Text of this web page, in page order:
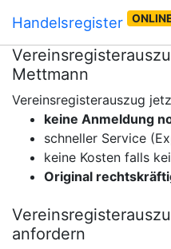
Handelsregister
Mettmann
Vereinsregisterauszug
keine Anmeldung
schneller Service
keine Kosten falls
Original
anfordern